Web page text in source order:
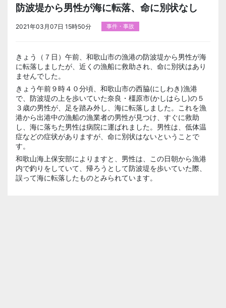
防波堤から男性が海に転落、命に別状なし
2021年03月07日 15時50分 事件・事故
きょう（７日）午前、和歌山市の漁港の防波堤から男性が海
に転落しましたが、近くの漁船に救助され、命に別状はあり
ませんでした。
きょう午前９時４０分頃、和歌山市の西脇(にしわき)漁港
で、防波堤の上を歩いていた奈良・橿原市(かしはらし)の５
３歳の男性が、足を踏み外し、海に転落しました。これを漁
港から出港中の漁船の漁業者の男性が見つけ、すぐに救助
し、海に落ちた男性は病院に運ばれました。男性は、低体温
症などの症状がありますが、命に別状はないということで
す。
和歌山海上保安部によりますと、男性は、この日朝から漁港
内で釣りをしていて、帰ろうとして防波堤を歩いていた際、
誤って海に転落したものとみられています。